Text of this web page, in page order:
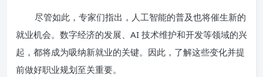
尽管如此，专家们指出，人工智能的普及也将催生新的
就业机会。数字经济的发展、AI 技术维护和开发等领域的兴
起，都将成为吸纳新就业的关键。因此，了解这些变化并提
前做好职业规划至关重要。